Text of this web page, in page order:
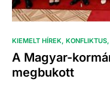
KIEMELT HÍREK KONFLIKTUS
A Magyar-
megbukott